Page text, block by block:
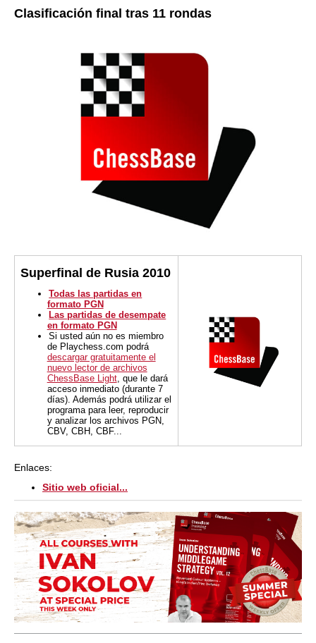
Clasificación final tras 11 rondas
Superfinal de Rusia 2010
Todas las partidas en
formato PGN
Las partidas de desempate
en formato PGN
Si usted aún no es miembro
de Playchess.com podrá
descargar gratuitamente el
nuevo lector de archivos
ChessBase Light, que le dará
acceso inmediato (durante 7
días). Además podrá utilizar el
programa para leer, reproducir
y analizar los archivos PGN,
CBV, CBH, CBF...
Enlaces:
Sitio web oficial...